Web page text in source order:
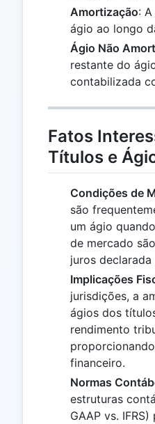
Amortização:
ágio ao longo
Ágio Não
restante do
contabilizada
Fatos
Títulos e
Condições de
são
um ágio
de mercado
juros
Implicações
jurisdições, a
ágios dos
rendimento
financeiro.
Normas
estruturas
GAAP vs.